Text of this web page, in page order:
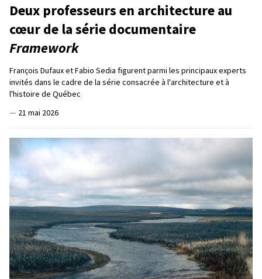
Deux professeurs en architecture au
cœur de la série documentaire
Framework
François Dufaux et Fabio Sedia figurent parmi les principaux experts
invités dans le cadre de la série consacrée à l'architecture et à
l'histoire de Québec
— 21 mai 2026